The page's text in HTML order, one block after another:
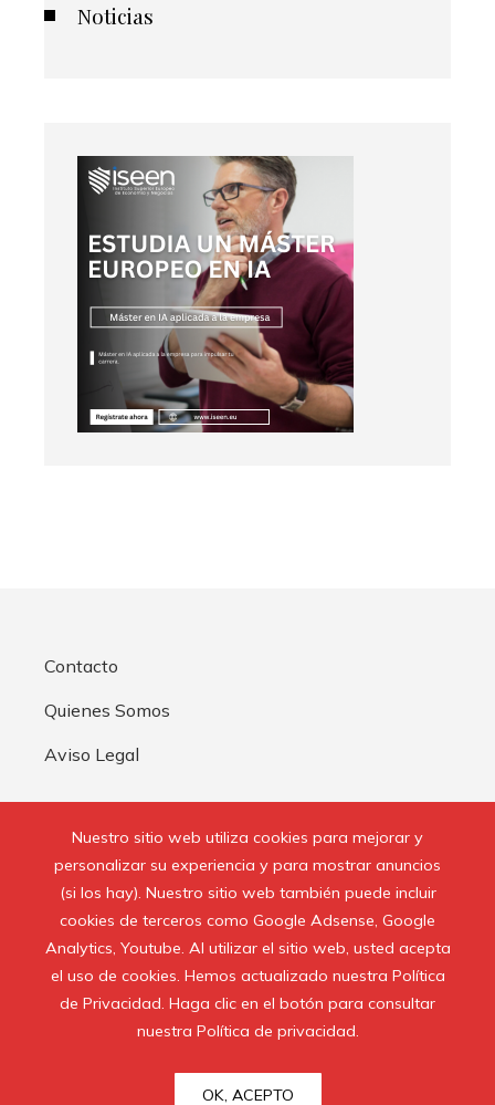
Nuestro sitio web utiliza cookies para mejorar y
personalizar su experiencia y para mostrar anuncios
(si los hay). Nuestro sitio web también puede incluir
cookies de terceros como Google Adsense, Google
Analytics, Youtube. Al utilizar el sitio web, usted acepta
el uso de cookies. Hemos actualizado nuestra Política
de Privacidad. Haga clic en el botón para consultar
nuestra Política de privacidad.
OK, ACEPTO
Noticias
Contacto
Quienes Somos
Aviso Legal
© 2020 Todos los derechos reservados.